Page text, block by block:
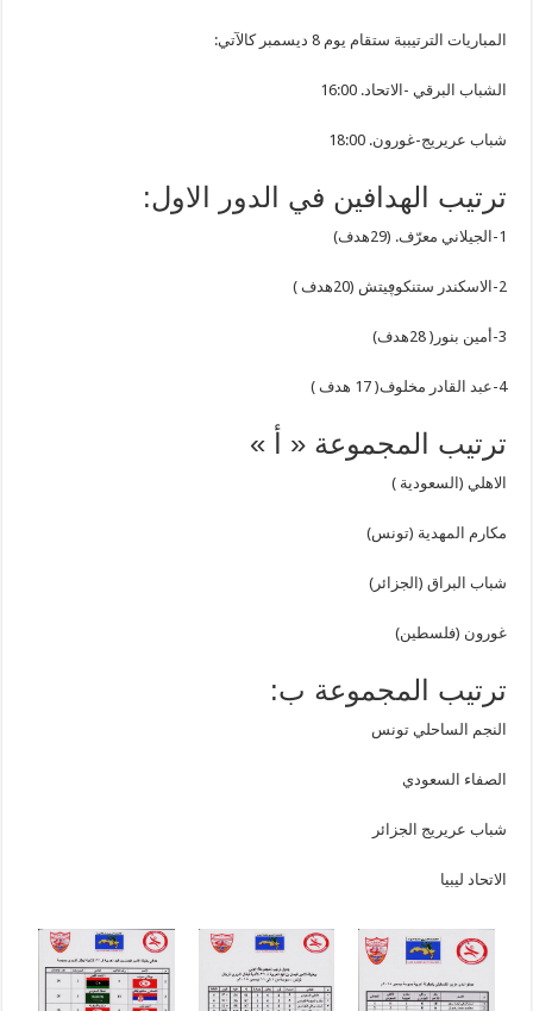
المباريات الترتيببة ستقام يوم 8 ديسمبر كالآتي:
الشباب البرقي -الاتحاد. 16:00
شباب عريريج-غورون. 18:00
ترتيب الهدافين في الدور الاول:
1-الجيلاني معرّف. (29هدف)
2-الاسكندر ستنكوڥيتش (20هدف )
3-أمين بنور( 28هدف)
4-عبد القادر مخلوف( 17 هدف )
ترتيب المجموعة « أ »
الاهلي (السعودية )
مكارم المهدية (تونس)
شباب البراق (الجزائر)
غورون (فلسطين)
ترتيب المجموعة ب:
النجم الساحلي تونس
الصفاء السعودي
شباب عريريج الجزائر
الاتحاد ليبيا